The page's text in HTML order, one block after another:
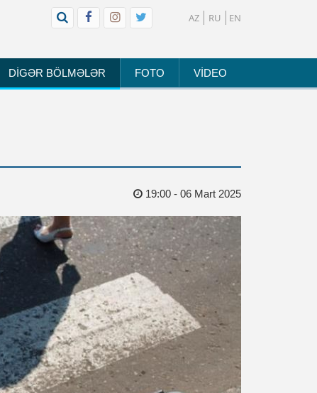
AZ RU EN
DİGƏR BÖLMƏLƏR FOTO VİDEO
19:00 - 06 Mart 2025